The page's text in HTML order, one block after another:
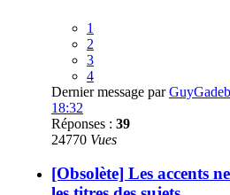
1
2
3
4
Dernier message par
18:32
Réponses : 39
24770 Vues
[Obsolète] Les accents